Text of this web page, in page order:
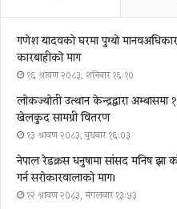
गणेश यादवको घरमा पुग्याे
कारबाहीको माग
१६ श्रावण २०८३, शनिबार १६:१०
लोकज्योती उत्थान केन्द्रद्वारा अम्बासमा
खेलकुद सामग्री वितरण
१३ श्रावण २०८३, बुधबार १६:०३
नेपाल रेडक्रस धनुषामा सांसद मनिष झा
गर्न सरोकारवालाको माग।
१२ श्रावण २०८३, मंगलवार १३:५३